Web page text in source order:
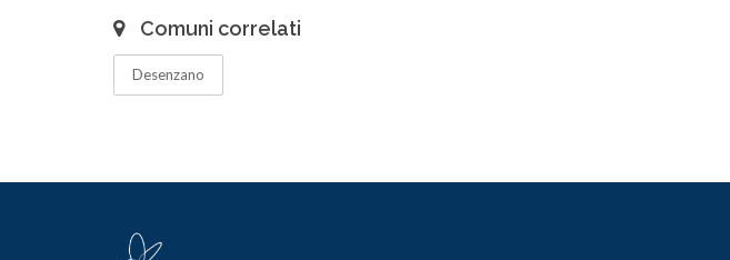
Comuni correlati
Desenzano